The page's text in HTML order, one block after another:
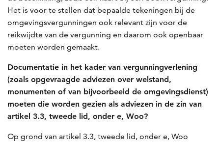
Het is voor te stellen dat bepaalde tekeningen bij de
omgevingsvergunningen ook relevant zijn voor de
reikwijdte van de vergunning en daarom ook openbaar
moeten worden gemaakt.
Documentatie in het kader van vergunningverlening
(zoals opgevraagde adviezen over welstand,
monumenten of van bijvoorbeeld de omgevingsdienst)
moeten die worden gezien als adviezen in de zin van
artikel 3.3, tweede lid, onder e, Woo?
Op grond van artikel 3.3, tweede lid, onder e, Woo